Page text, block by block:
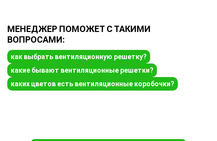
МЕНЕДЖЕР ПОМОЖЕТ С ТАКИМИ
ВОПРОСАМИ:
как выбрать вентиляционную решетку?
какие бывают вентиляционные решетки?
каких цветов есть вентиляционные коробочки?